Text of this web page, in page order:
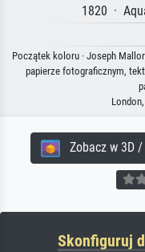
1820 ·
Początek koloru · Joseph
papierze fotograficznym,
Zobacz w 3D /
Skonfiguruj